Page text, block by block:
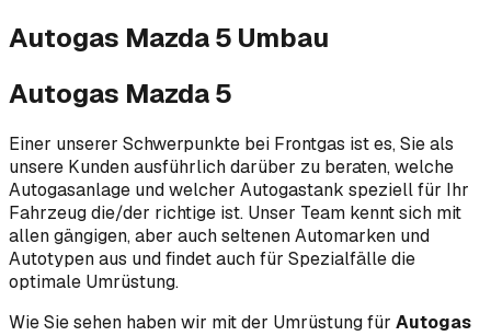
Autogas Mazda 5 Umbau
Autogas Mazda 5
Einer unserer Schwerpunkte bei Frontgas ist es, Sie als
unsere Kunden ausführlich darüber zu beraten, welche
Autogasanlage und welcher Autogastank speziell für Ihr
Fahrzeug die/der richtige ist. Unser Team kennt sich mit
allen gängigen, aber auch seltenen Automarken und
Autotypen aus und findet auch für Spezialfälle die
optimale Umrüstung.
Wie Sie sehen haben wir mit der Umrüstung für Autogas